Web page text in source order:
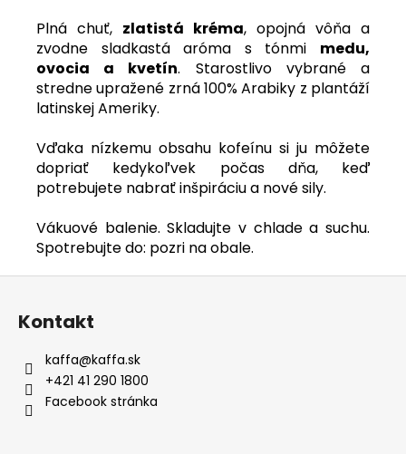
Plná chuť, zlatistá kréma, opojná vôňa a
zvodne sladkastá aróma s tónmi medu,
ovocia a kvetín. Starostlivo vybrané a
stredne upražené zrná 100% Arabiky z plantáží
latinskej Ameriky.
Vďaka nízkemu obsahu kofeínu si ju môžete
dopriať kedykoľvek počas dňa, keď
potrebujete nabrať inšpiráciu a nové sily.
Vákuové balenie. Skladujte v chlade a suchu.
Spotrebujte do: pozri na obale.
Z
Kontakt
kaffa@kaffa.sk
+421 41 290 1800
Facebook stránka